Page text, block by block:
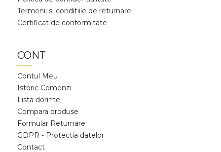
Termenii si conditiile de returnare
Certificat de conformitate
CONT
Contul Meu
Istoric Comenzi
Lista dorinte
Compara produse
Formular Returnare
GDPR - Protectia datelor
Contact